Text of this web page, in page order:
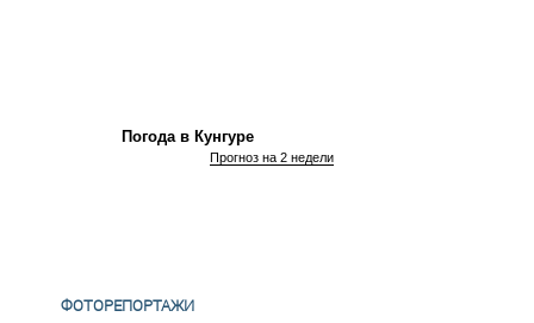
Погода в Кунгуре
Прогноз на 2 недели
ФОТОРЕПОРТАЖИ